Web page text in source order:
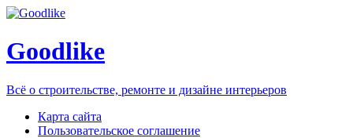
Goodlike
Всё о строительстве, ремонте и дизайне интерьеров
Карта сайта
Пользовательское соглашение